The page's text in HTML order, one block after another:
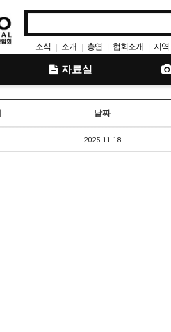
소식 | 소개 | 총연 | 협회소개 | 지역
총회
자료실
날짜
2025.11.18